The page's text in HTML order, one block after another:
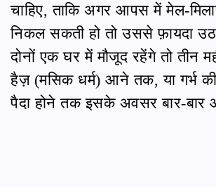
चाहिए, ताकि अगर आपस में मेल-
निकल सकती हो तो उससे फ़ायदा
दोनों एक घर में मौजूद रहेंगे तो तीन
हैज़ (मसिक धर्म) आने तक, या गर्भ
पैदा होने तक इसके अवसर बार-